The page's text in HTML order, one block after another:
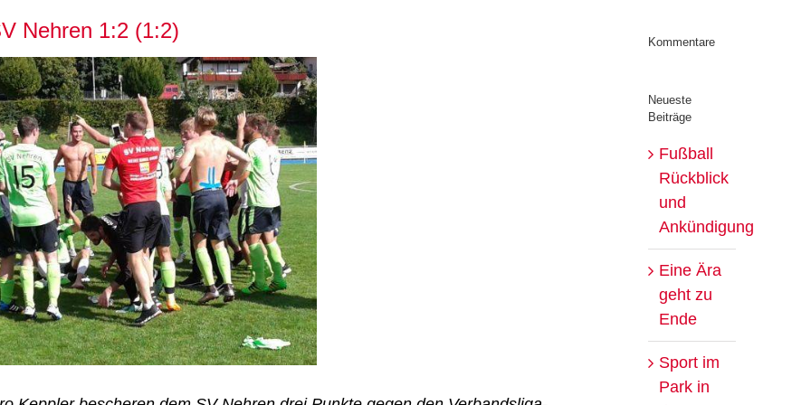
Nehren 1:2 (1:2) Kommentare
Neueste
Beiträge
Fußball
Rückblick
und
Ankündigung
Eine Ära
geht zu
Ende
Sport im
Park in